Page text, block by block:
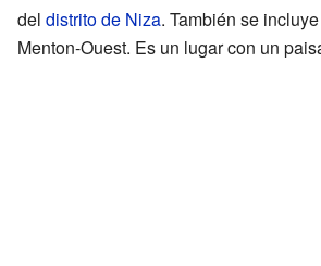
del distrito de Niza. También se
Menton-Ouest. Es un lugar con un